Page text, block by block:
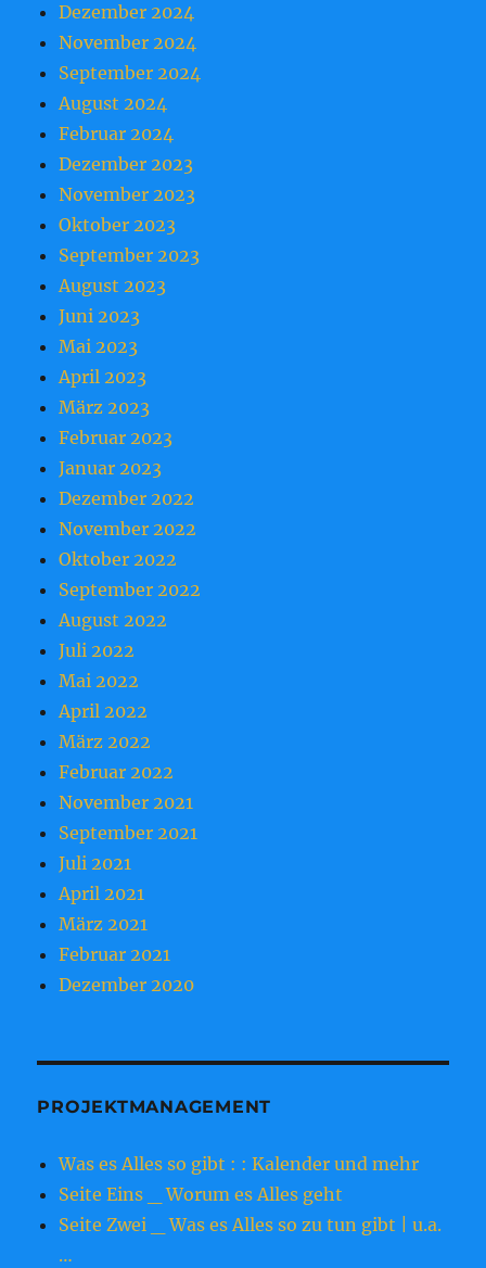
Dezember 2024
November 2024
September 2024
August 2024
Februar 2024
Dezember 2023
November 2023
Oktober 2023
September 2023
August 2023
Juni 2023
Mai 2023
April 2023
März 2023
Februar 2023
Januar 2023
Dezember 2022
November 2022
Oktober 2022
September 2022
August 2022
Juli 2022
Mai 2022
April 2022
März 2022
Februar 2022
November 2021
September 2021
Juli 2021
April 2021
März 2021
Februar 2021
Dezember 2020
PROJEKTMANAGEMENT
Was es Alles so gibt : : Kalender und mehr
Seite Eins _ Worum es Alles geht
Seite Zwei _ Was es Alles so zu tun gibt | u.a.
…